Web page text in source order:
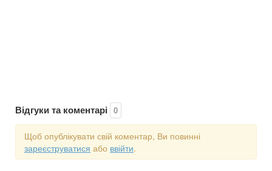
Відгуки та коментарі 0
Щоб опублікувати свій коментар, Ви повинні
зареєструватися або ввійти.